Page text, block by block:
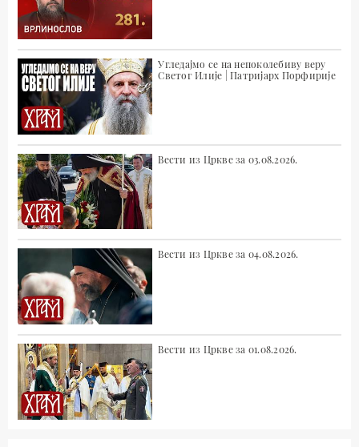
Угледајмо се на непоколебиву веру
Светог Илије | Патријарх Порфирије
Вести из Цркве за 03.08.2026.
Вести из Цркве за 04.08.2026.
Вести из Цркве за 01.08.2026.